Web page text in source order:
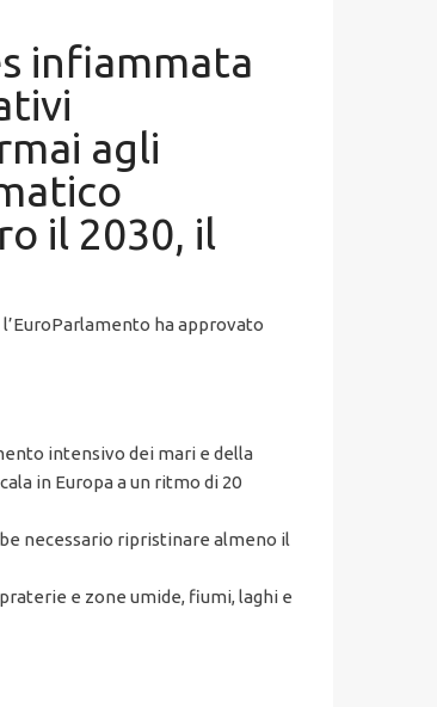
infiammata
agli
il 2030, il
l’EuroParlamento ha approvato
intensivo dei mari e della
in Europa a un ritmo di 20
necessario ripristinare almeno il
e zone umide, fiumi, laghi e